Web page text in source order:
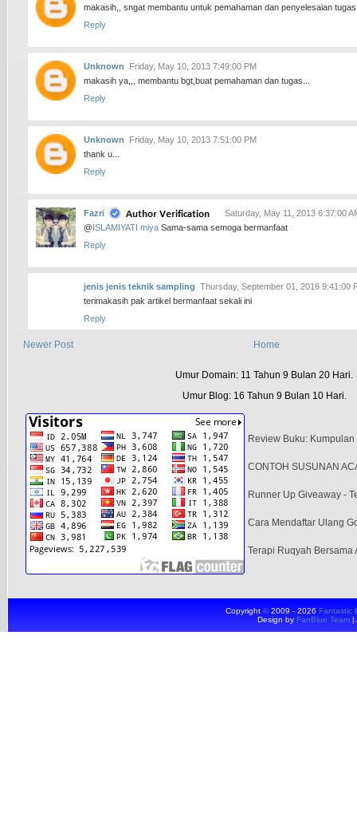
makasih,, sngat membantu untuk pemahaman dan penyelesaian
Reply
Unknown
Friday, May 10, 2013 7:49:00 PM
makasih ya,,, membantu bgt,buat pemahaman dan tugas...
Reply
Unknown
Friday, May 10, 2013 7:51:00 PM
thank u...
Reply
Fazri
Saturday, May 11, 2013 6:37:00
@ ISLAMIYATI miya Sama-sama semoga bermanfaat
Reply
jenis jenis teknik sampling Thursday, September 01, 2016 9:41:00
terimakasih pak artikel bermanfaat sekali ini
Reply
Silahkan Berkomentar Sahabat. Jangan malu untuk menulis komentar.
berkomentar Positif. Semoga komentar anda dapat memberi inspirasi bagi
Lambat di Respon... Tinggalkan jejakmu Dibawah ini:
Newer Post Home
Umur Domain: 11 Tahun 9 Bulan 20 Hari.
Umur Blog: 16 Tahun 9 Bulan 10 Hari.
Review Buku:
CONTOH SUSUNAN
Runner Up Giveaway -
Cara Mendaftar Ulang
Terapi Ruqyah Bersama
Copyright©2009 - 2026Fantastic
Design byFanBlue Team|